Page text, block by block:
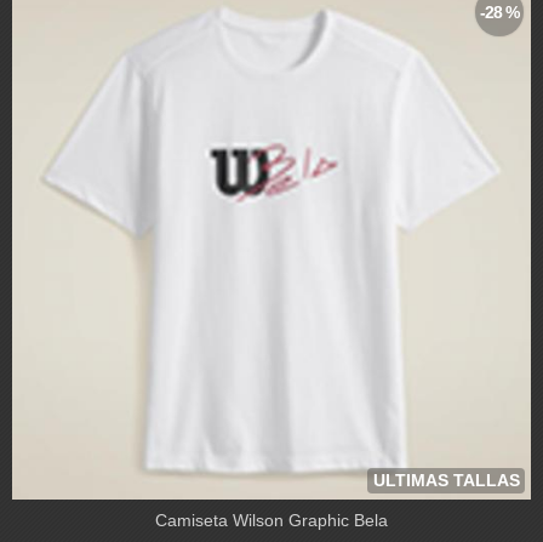
ULTIMAS TALLAS
-28 %
Camiseta Wilson Graphic Bela